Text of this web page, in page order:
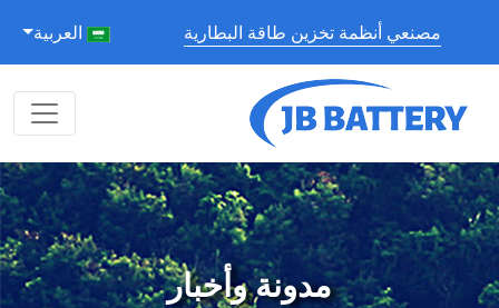
مصنعي أنظمة تخزين طاقة البطارية العربية
مدونة وأخبار